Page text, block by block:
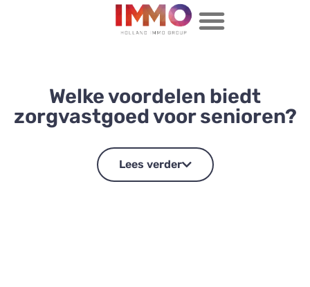
Welke voordelen biedt
zorgvastgoed voor senioren?
Lees verder